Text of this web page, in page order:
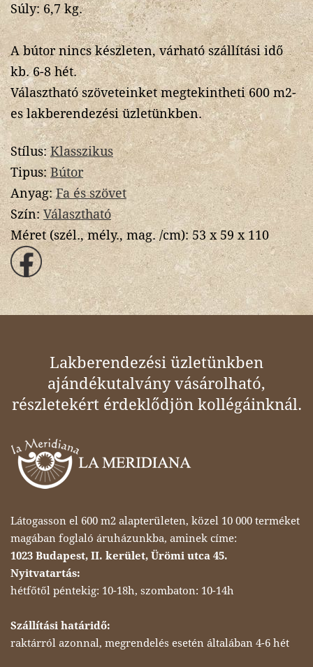
Súly: 6,7 kg.
A bútor nincs készleten, várható szállítási idő
kb. 6-8 hét.
Választható szöveteinket megtekintheti 600 m2-
es lakberendezési üzletünkben.
Stílus:Klasszikus
Tipus:Bútor
Anyag:Fa és szövet
Szín:Választható
Méret (szél., mély., mag. /cm):53 x 59 x 110
Lakberendezési üzletünkben
ajándékutalvány vásárolható,
részletekért érdeklődjön kollégáinknál.
Látogasson el 600 m2 alapterületen, közel 10 000 terméket
magában foglaló áruházunkba, aminek címe:
1023 Budapest, II. kerület, Ürömi utca 45.
Nyitvatartás:
hétfőtől péntekig: 10-18h, szombaton: 10-14h
Szállítási határidő:
raktárról azonnal, megrendelés esetén általában 4-6 hét